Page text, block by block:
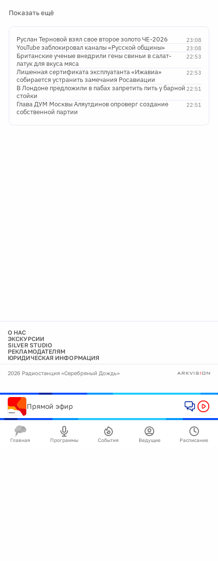
Показать ещё
23:08
Руслан Терновой взял свое второе золото ЧЕ-2026
23:08
YouTube заблокировал каналы «Русской общины»
22:53
Британские ученые внедрили гены свиньи в салат-
латук для вкуса мяса
22:53
Лишенная сертификата эксплуатанта «Ижавиа»
собирается устранить замечания Росавиации
22:51
В Лондоне предложили в пабах запретить пить у барной
стойки
22:51
Глава ДУМ Москвы Аляутдинов опроверг создание
собственной партии
О НАС
ЭКСКУРСИИ
SILVER STUDIO
РЕКЛАМОДАТЕЛЯМ
ЮРИДИЧЕСКАЯ ИНФОРМАЦИЯ
2026 Радиостанция «Серебряный Дождь»
Прямой эфир
Главная Программы События Ведущие Расписание